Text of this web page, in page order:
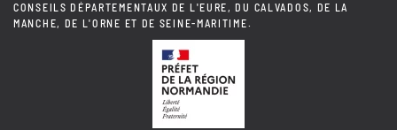
CONSEILS DÉPARTEMENTAUX DE L'EURE, DU CALVADOS, DE LA
MANCHE, DE L'ORNE ET DE SEINE-MARITIME.